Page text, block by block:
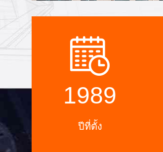
พิมพ์ความไว้วางใจ ตรวจสอบเครดิต
RoSH และการประเมินความ
ควบคุมคุณภาพอย่างเข้มงวด และ
ห้องทดสอบมืออาชีพ
1989
ปีที่ตั้ง